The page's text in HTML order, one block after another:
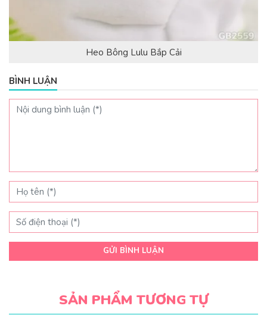
Heo Bông Lulu Bắp Cải
BÌNH LUẬN
GỬI BÌNH LUẬN
SẢN PHẨM TƯƠNG TỰ